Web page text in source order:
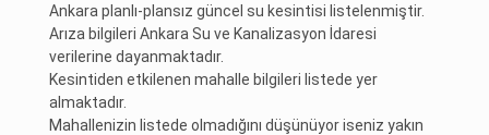
Ankara planlı-plansız güncel su kesintisi listelenmiştir.
Arıza bilgileri Ankara Su ve Kanalizasyon İdaresi
verilerine dayanmaktadır.
Kesintiden etkilenen mahalle bilgileri listede yer
almaktadır.
Mahallenizin listede olmadığını düşünüyor iseniz yakın